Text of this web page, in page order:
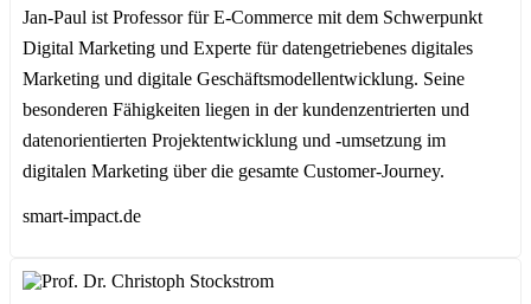
Jan-Paul ist Professor für E-Commerce mit dem Schwerpunkt
Digital Marketing und Experte für datengetriebenes digitales
Marketing und digitale Geschäftsmodellentwicklung. Seine
besonderen Fähigkeiten liegen in der kundenzentrierten und
datenorientierten Projektentwicklung und -umsetzung im
digitalen Marketing über die gesamte Customer-Journey.
smart-impact.de